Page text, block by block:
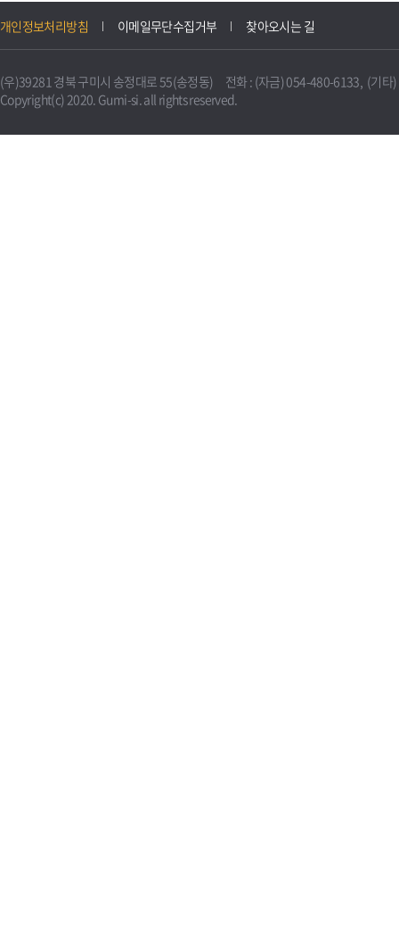
개인정보처리방침 이메일무단수집거부 찾아오시는 길
(우)39281 경북 구미시 송정대로 55(송정동) 전화 : (자금) 054-480-6133, (기타
Copyright(c) 2020. Gumi-si. all rights reserved.